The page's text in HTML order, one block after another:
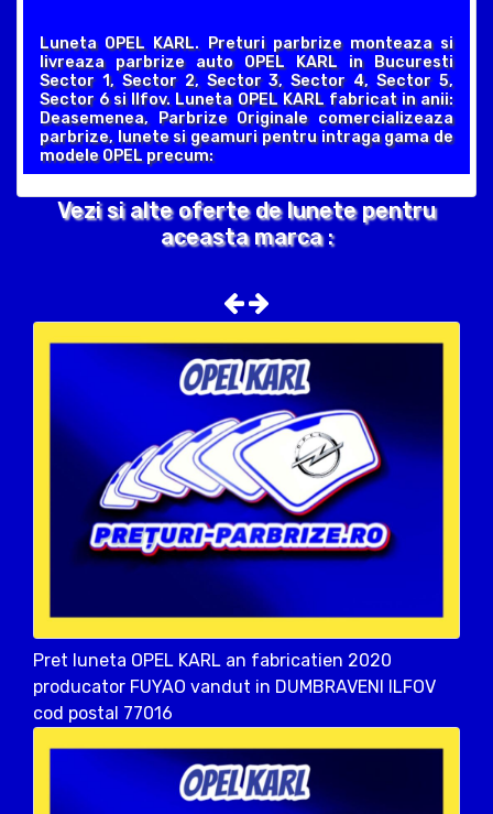
Luneta OPEL KARL. Preturi parbrize monteaza si
livreaza parbrize auto OPEL KARL in Bucuresti
Sector 1, Sector 2, Sector 3, Sector 4, Sector 5,
Sector 6 si Ilfov. Luneta OPEL KARL fabricat in anii:
Deasemenea, Parbrize Originale comercializeaza
parbrize, lunete si geamuri pentru intraga gama de
modele OPEL precum:
Vezi si alte oferte de lunete pentru
aceasta marca :
Pret luneta OPEL KARL an fabricatien 2020
producator FUYAO vandut in DUMBRAVENI ILFOV
cod postal 77016